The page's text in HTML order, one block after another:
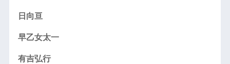
日向亘
早乙女太一
有吉弘行